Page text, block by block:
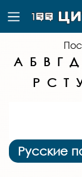
А Б В Г Д
Р С Т
Русские